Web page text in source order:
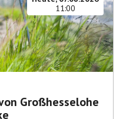
11:00
Großhesselohe